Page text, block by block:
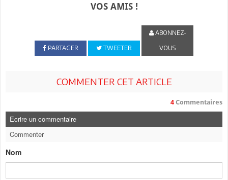
VOS AMIS !
PARTAGER TWEETER
ABONNEZ-
VOUS
COMMENTER CET ARTICLE
4 Commentaires
Ecrire un commentaire
Commenter
Nom